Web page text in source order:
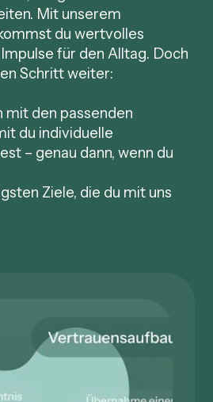
Mit unserem
du wertvolles
für den Alltag. Doch
Schritt weiter:
den passenden
du individuelle
– genau dann, wenn du
Ziele, die du mit uns